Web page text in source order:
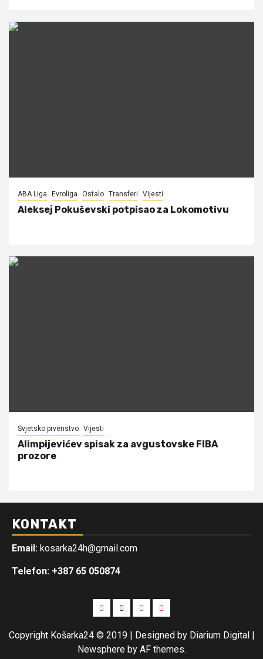
ABA Liga Evroliga Ostalo Transferi Vijesti
Aleksej Pokuševski potpisao za Lokomotivu
Svjetsko prvenstvo Vijesti
Alimpijevićev spisak za avgustovske FIBA
prozore
KONTAKT
Email: kosarka24h@gmail.com
Telefon: +387 65 050874
Facebook
TwitterInstagramYoutube
Copyright Košarka24 © 2019 | Designed by Diarium Digital |
Newsphereby AF themes.